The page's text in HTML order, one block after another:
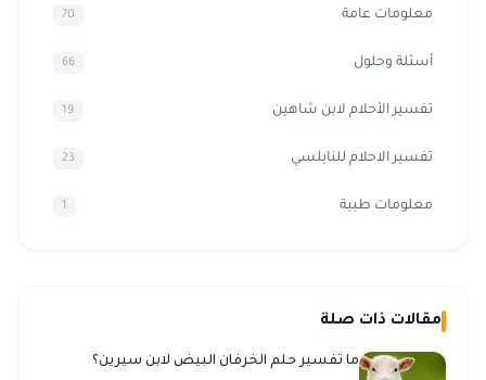
معلومات عامة 70
أسئلة وحلول 66
تفسير الأحلام لابن شاهين 19
تفسير الاحلام للنابلسي 23
معلومات طبية 1
مقالات ذات صلة
ما تفسير حلم الخرفان البيض لابن سيرين؟